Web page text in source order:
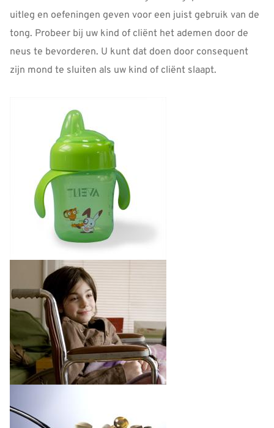
uitleg en oefeningen geven voor een juist gebruik van de
tong. Probeer bij uw kind of cliënt het ademen door de
neus te bevorderen. U kunt dat doen door consequent
zijn mond te sluiten als uw kind of cliënt slaapt.